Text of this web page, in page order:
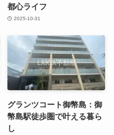
都心ライフ
2025-10-31
グランツコート御幣島：御
幣島駅徒歩圏で叶える暮ら
し